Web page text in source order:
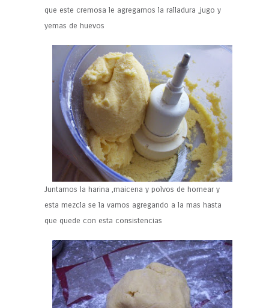
que este cremosa le agregamos la ralladura ,jugo y
yemas de huevos
Juntamos la harina ,maicena y polvos de hornear y
esta mezcla se la vamos agregando a la mas hasta
que quede con esta consistencias